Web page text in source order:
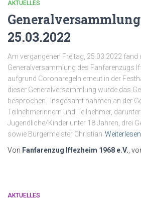
AKTUELLES
25.03.2022
Am vergangenen Freitag, 25.03.2022 fand
Generalversammlung des Fanfarenzugs
aufgrund Coronaregeln erneut in der
dieser Generalversammlung wurde das
besprochen. Insgesamt nahmen an der
Teilnehmerinnern und Teilnehmer,
Jugendliche/Kinder unter 18 Jahren, drei
sowie Bürgermeister Christian Weiterlesen
Von Fanfarenzug Iffezheim 1968 e.V. ,
AKTUELLES